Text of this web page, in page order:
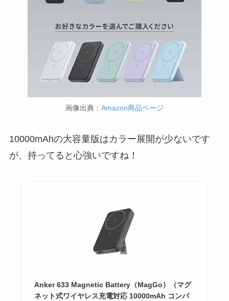
画像出典： Amazon商品ページ
10000mAhの大容量版はカラー展開が少ないです
が、持ってると心強いですね！
Anker 633 Magnetic Battery（MagGo）（マグ
ネット式ワイヤレス充電対応 10000mAh コンパ